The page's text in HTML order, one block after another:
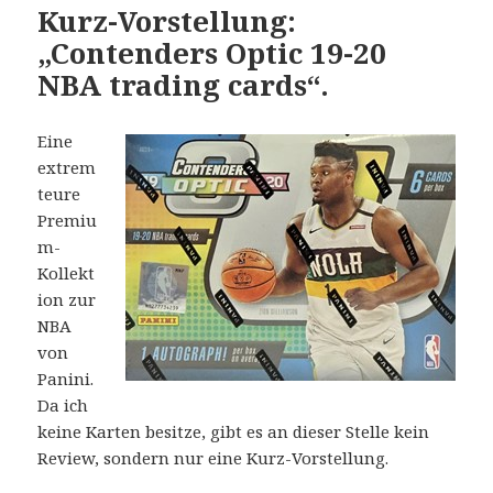
Kurz-Vorstellung:
„Contenders Optic 19-20
NBA trading cards“.
Eine
extrem
teure
Premiu
m-
Kollekt
ion zur
NBA
von
Panini.
Da ich
keine Karten besitze, gibt es an dieser Stelle kein
Review, sondern nur eine Kurz-Vorstellung.